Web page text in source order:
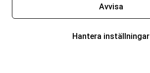
Avvisa
Hantera inställningar